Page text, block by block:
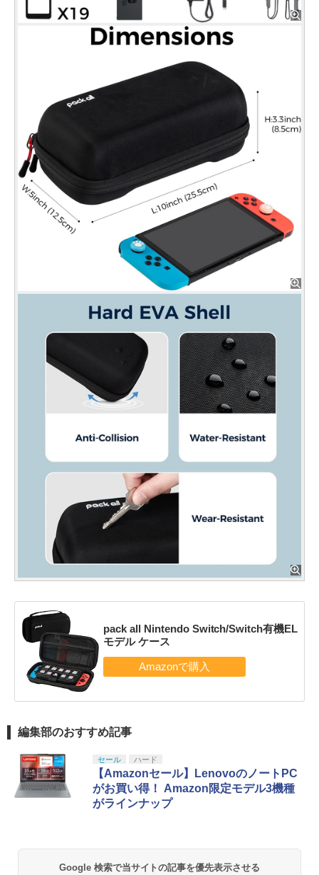
pack all Nintendo Switch/Switch有機EL
モデル ケース
編集部のおすすめ記事
セール ハード
【Amazonセール】LenovoのノートPC
がお買い得！ Amazon限定モデル3機種
がラインナップ
Google 検索で当サイトの記事を優先表示させる